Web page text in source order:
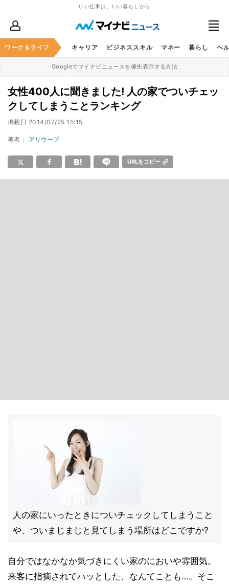
いい仕事は、いい暮らしから
ワーク＆ライフ キャリア ビジネススキル マネー 暮らし ヘ
Googleでマイナビニュースを優先表示する方法
女性400人に聞きました! 人の家でついチェッ
クしてしまうことランキング
掲載日 2014/07/25 15:15
著者： アリウープ
URLをコピー
人の家にいったときについチェックしてしまうこと
や、ついまじまじと見てしまう場所はどこですか?
自分ではなかなか気づきにくい家のにおいや雰囲気。
来客に指摘されてハッとした、なんてことも…。そこ